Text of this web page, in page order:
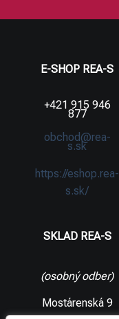
E-SHOP REA-S
+421 915 946
877
obchod@rea-
s.sk
https://eshop.rea-
s.sk/
SKLAD REA-S
(osobný odber)
Mostárenská 9